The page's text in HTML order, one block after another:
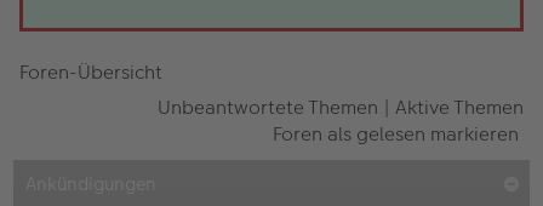
Foren-Übersicht
Unbeantwortete Themen | Aktive Themen
Foren als gelesen markieren